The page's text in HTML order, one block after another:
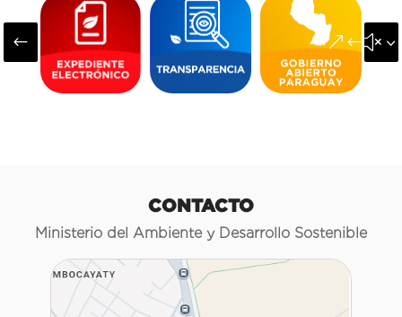
#
CONTACTO
Ministerio del Ambiente y Desarrollo Sostenible